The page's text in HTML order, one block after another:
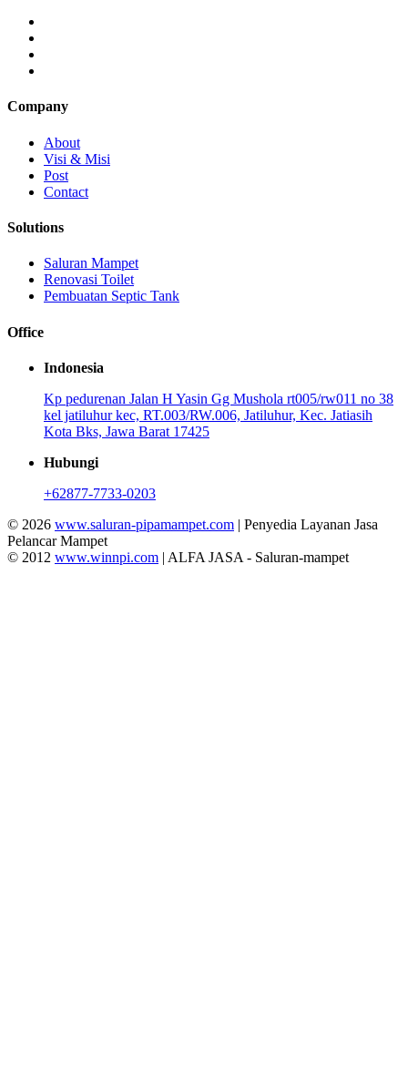
Company
About
Visi & Misi
Post
Contact
Solutions
Saluran Mampet
Renovasi Toilet
Pembuatan Septic Tank
Office
Indonesia
Kp pedurenan Jalan H Yasin Gg Mushola rt005/rw011 no 38
kel jatiluhur kec, RT.003/RW.006, Jatiluhur, Kec. Jatiasih
Kota Bks, Jawa Barat 17425
Hubungi
+62877-7733-0203
© 2026 www.saluran-pipamampet.com | Penyedia Layanan Jasa
Pelancar Mampet
© 2012 www.winnpi.com | ALFA JASA - Saluran-mampet